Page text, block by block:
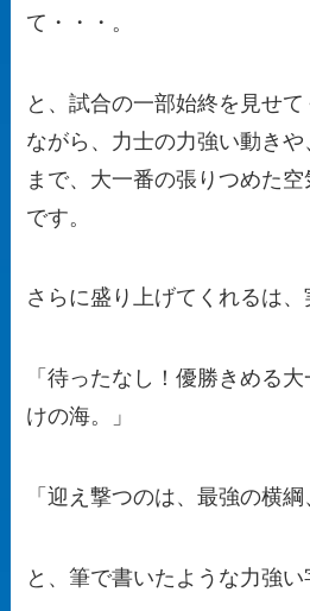
て・・・。
と、試合の一部始終を見せ
ながら、力士の力強い動き
まで、大一番の張りつめた
です。
さらに盛り上げてくれるは、
「待ったなし！優勝きめる
けの海。」
「迎え撃つのは、最強の横綱
と、筆で書いたような力強い